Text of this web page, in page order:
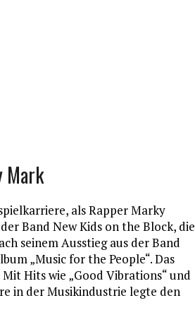
Mark
als Rapper Marky
Band New Kids on the Block, die
seinem Ausstieg aus der Band
„Music for the People“. Das
Hits wie „Good Vibrations“ und
in der Musikindustrie legte den